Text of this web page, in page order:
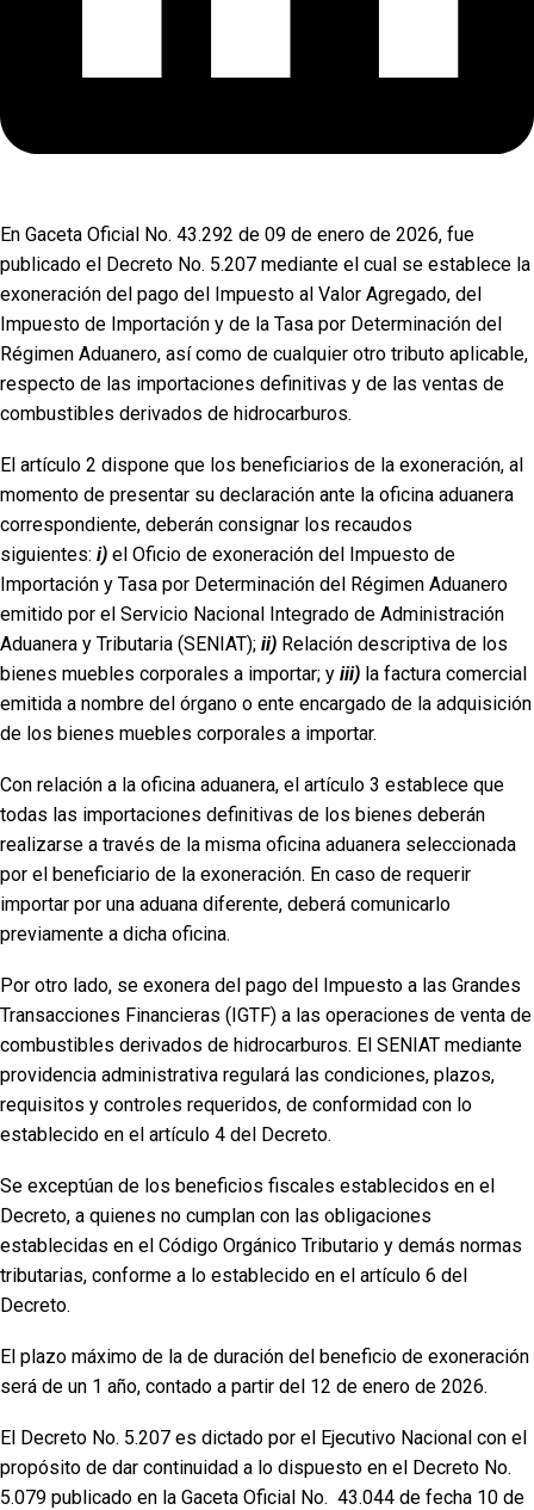
En Gaceta Oficial No. 43.292 de 09 de enero de 2026, fue
publicado el Decreto No. 5.207 mediante el cual se establece la
exoneración del pago del Impuesto al Valor Agregado, del
Impuesto de Importación y de la Tasa por Determinación del
Régimen Aduanero, así como de cualquier otro tributo aplicable,
respecto de las importaciones definitivas y de las ventas de
combustibles derivados de hidrocarburos.
El artículo 2 dispone que los beneficiarios de la exoneración, al
momento de presentar su declaración ante la oficina aduanera
correspondiente, deberán consignar los recaudos
siguientes: i) el Oficio de exoneración del Impuesto de
Importación y Tasa por Determinación del Régimen Aduanero
emitido por el Servicio Nacional Integrado de Administración
Aduanera y Tributaria (SENIAT); ii) Relación descriptiva de los
bienes muebles corporales a importar; y iii) la factura comercial
emitida a nombre del órgano o ente encargado de la adquisición
de los bienes muebles corporales a importar.
Con relación a la oficina aduanera, el artículo 3 establece que
todas las importaciones definitivas de los bienes deberán
realizarse a través de la misma oficina aduanera seleccionada
por el beneficiario de la exoneración. En caso de requerir
importar por una aduana diferente, deberá comunicarlo
previamente a dicha oficina.
Por otro lado, se exonera del pago del Impuesto a las Grandes
Transacciones Financieras (IGTF) a las operaciones de venta de
combustibles derivados de hidrocarburos. El SENIAT mediante
providencia administrativa regulará las condiciones, plazos,
requisitos y controles requeridos, de conformidad con lo
establecido en el artículo 4 del Decreto.
Se exceptúan de los beneficios fiscales establecidos en el
Decreto, a quienes no cumplan con las obligaciones
establecidas en el Código Orgánico Tributario y demás normas
tributarias, conforme a lo establecido en el artículo 6 del
Decreto.
El plazo máximo de la de duración del beneficio de exoneración
será de un 1 año, contado a partir del 12 de enero de 2026.
El Decreto No. 5.207 es dictado por el Ejecutivo Nacional con el
propósito de dar continuidad a lo dispuesto en el Decreto No.
5.079 publicado en la Gaceta Oficial No. 43.044 de fecha 10 de